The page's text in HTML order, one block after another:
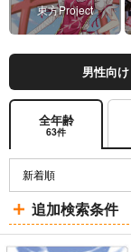
東方Project
男性向け
全年齢
63件
追加検索条件